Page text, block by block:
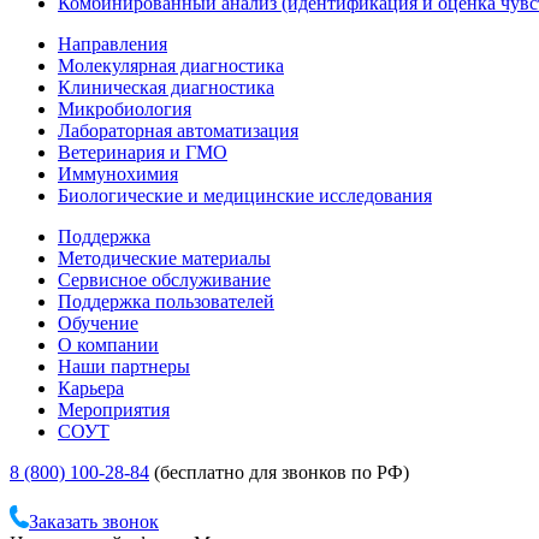
Направления
Молекулярная диагностика
Клиническая диагностика
Микробиология
Лабораторная автоматизация
Ветеринария и ГМО
Иммунохимия
Биологические и медицинские исследования
Поддержка
Методические материалы
Сервисное обслуживание
Поддержка пользователей
Обучение
О компании
Наши партнеры
Карьера
Мероприятия
СОУТ
8 (800) 100-28-84 (бесплатно для звонков по РФ)
Заказать звонок